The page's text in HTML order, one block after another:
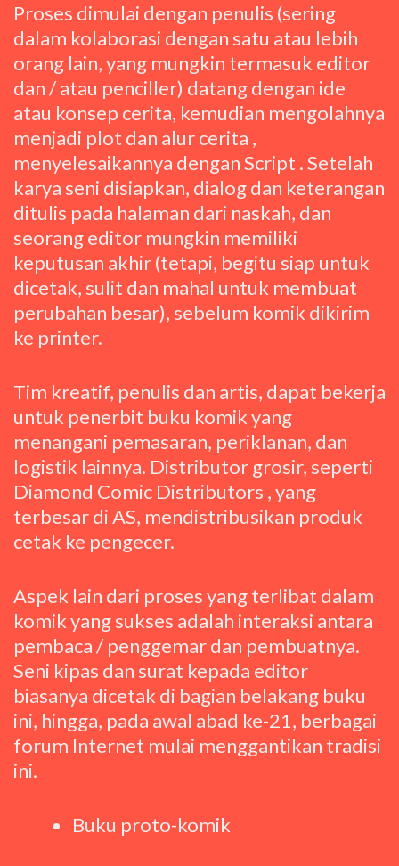
Proses dimulai dengan penulis (sering
dalam kolaborasi dengan satu atau lebih
orang lain, yang mungkin termasuk editor
dan / atau penciller) datang dengan ide
atau konsep cerita, kemudian mengolahnya
menjadi plot dan alur cerita ,
menyelesaikannya dengan Script . Setelah
karya seni disiapkan, dialog dan keterangan
ditulis pada halaman dari naskah, dan
seorang editor mungkin memiliki
keputusan akhir (tetapi, begitu siap untuk
dicetak, sulit dan mahal untuk membuat
perubahan besar), sebelum komik dikirim
ke printer.
Tim kreatif, penulis dan artis, dapat bekerja
untuk penerbit buku komik yang
menangani pemasaran, periklanan, dan
logistik lainnya. Distributor grosir, seperti
Diamond Comic Distributors , yang
terbesar di AS, mendistribusikan produk
cetak ke pengecer.
Aspek lain dari proses yang terlibat dalam
komik yang sukses adalah interaksi antara
pembaca / penggemar dan pembuatnya.
Seni kipas dan surat kepada editor
biasanya dicetak di bagian belakang buku
ini, hingga, pada awal abad ke-21, berbagai
forum Internet mulai menggantikan tradisi
ini.
Buku proto-komik